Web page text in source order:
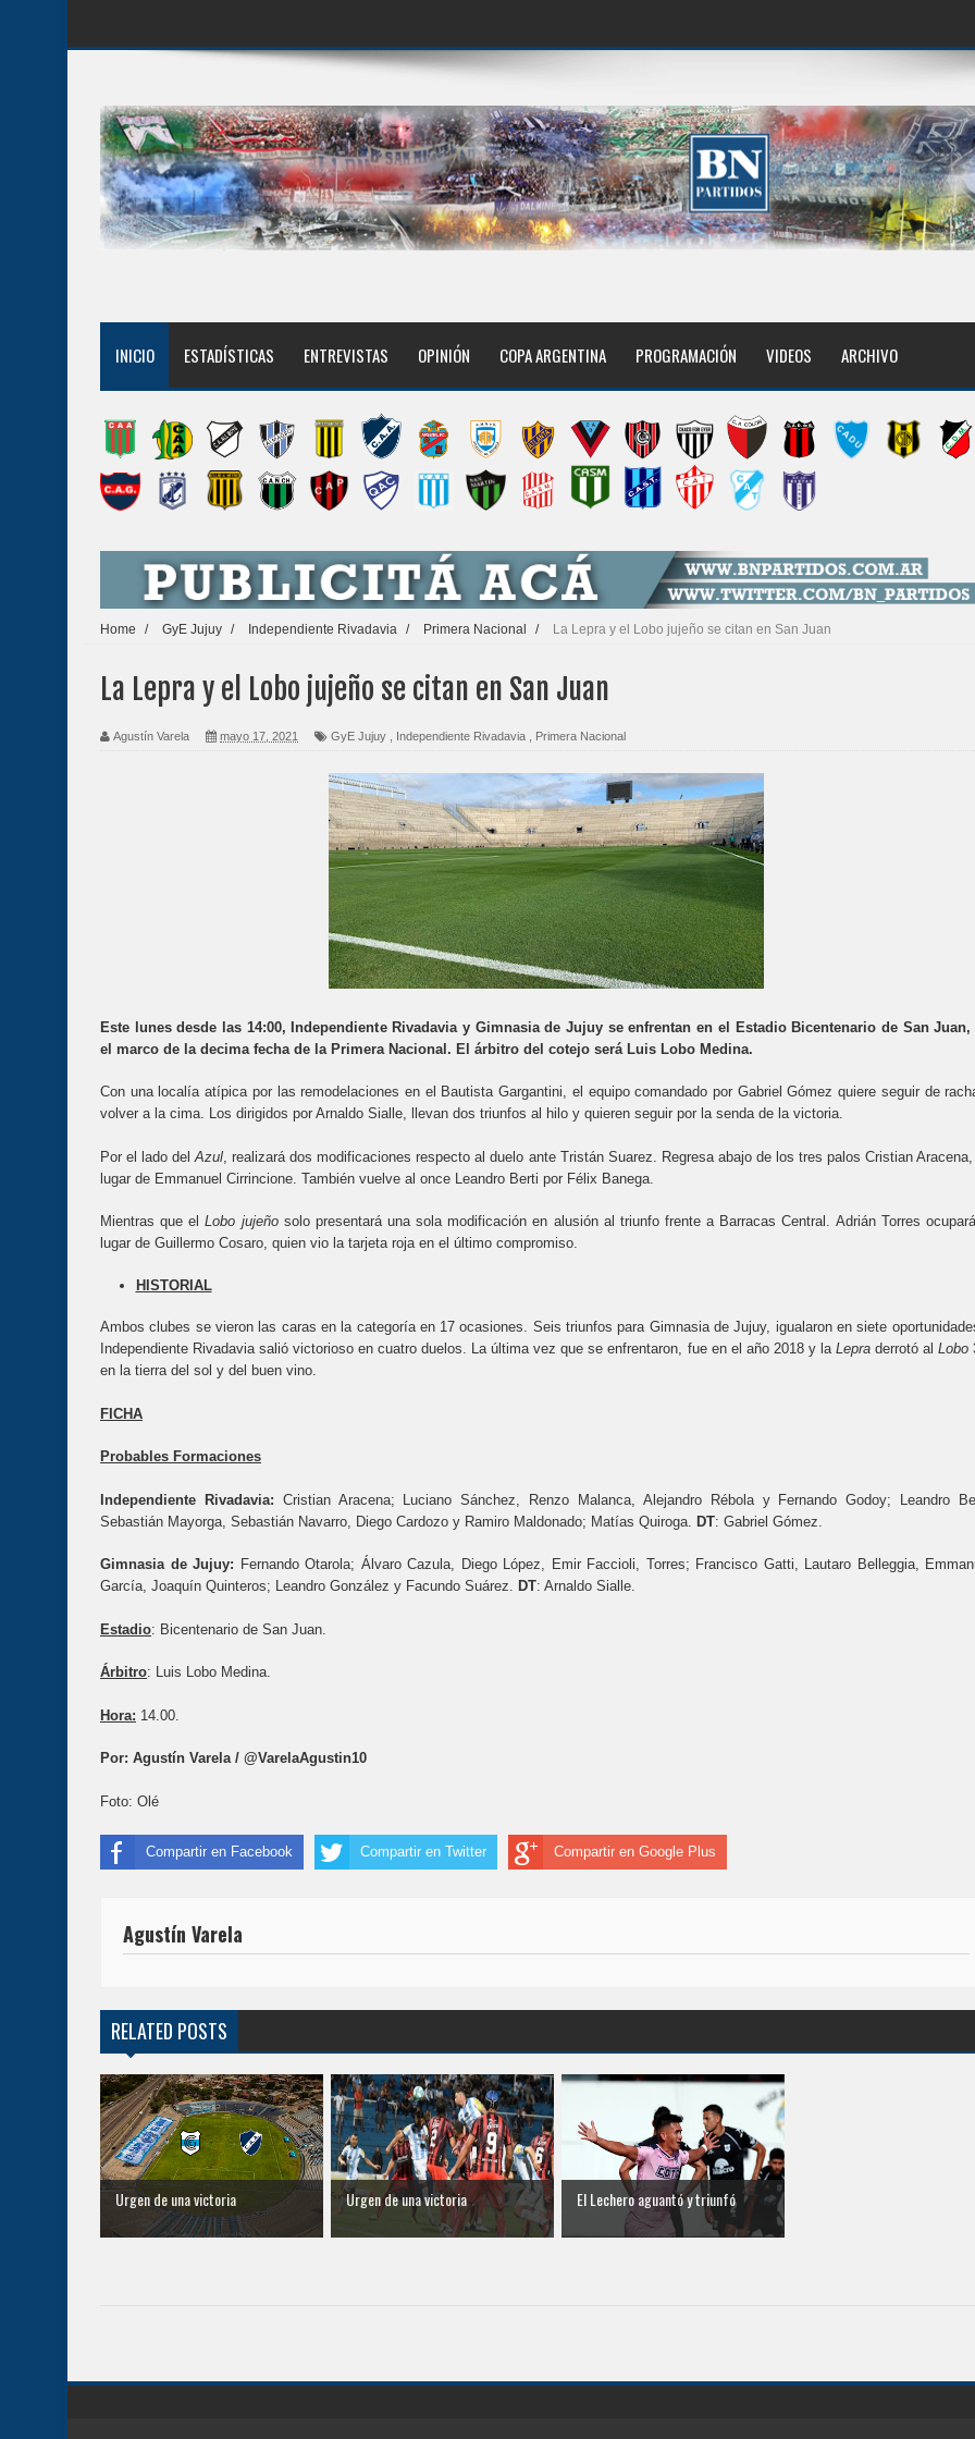
INICIO ESTADÍSTICAS ENTREVISTAS OPINIÓN COPA ARGENTINA PROGRAMACIÓN VIDEOS ARCHIVO
Home / GyE Jujuy / Independiente Rivadavia / Primera Nacional / La Lepra y el Lobo jujeño se citan en San Juan
La Lepra y el Lobo jujeño se citan en San Juan
Agustín Varela mayo 17, 2021 GyE Jujuy Independiente Rivadavia Primera Nacional
Este lunes desde las 14:00, Independiente Rivadavia y Gimnasia de Jujuy se enfrentan en el Estadio Bicentenario de San Juan,
el marco de la decima fecha de la Primera Nacional. El árbitro del cotejo será Luis Lobo Medina.
Con una localía atípica por las remodelaciones en el Bautista Gargantini, el equipo comandado por Gabriel Gómez quiere seguir de
volver a la cima. Los dirigidos por Arnaldo Sialle, llevan dos triunfos al hilo y quieren seguir por la senda de la victoria.
Por el lado delAzul , realizará dos modificaciones respecto al duelo ante Tristán Suarez. Regresa abajo de los tres palos Cristian
lugar de Emmanuel Cirrincione. También vuelve al once Leandro Berti por Félix Banega.
Mientras que elLobo jujeño solo presentará una sola modificación en alusión al triunfo frente a Barracas Central. Adrián Torres
lugar de Guillermo Cosaro, quien vio la tarjeta roja en el último compromiso.
HISTORIAL
Ambos clubes se vieron las caras en la categoría en 17 ocasiones. Seis triunfos para Gimnasia de Jujuy, igualaron en siete
Independiente Rivadavia salió victorioso en cuatro duelos. La última vez que se enfrentaron, fue en el año 2018 y la Lepra derrotó al Lobo
en la tierra del sol y del buen vino.
FICHA
Probables Formaciones
Independiente Rivadavia: Cristian Aracena; Luciano Sánchez, Renzo Malanca, Alejandro Rébola y Fernando Godoy; Leandro
Sebastián Mayorga, Sebastián Navarro, Diego Cardozo y Ramiro Maldonado; Matías Quiroga. DT: Gabriel Gómez.
Gimnasia de Jujuy: Fernando Otarola; Álvaro Cazula, Diego López, Emir Faccioli, Torres; Francisco Gatti, Lautaro Belleggia,
García, Joaquín Quinteros; Leandro González y Facundo Suárez. DT: Arnaldo Sialle.
Estadio: Bicentenario de San Juan.
Árbitro: Luis Lobo Medina.
Hora: 14.00.
Por: Agustín Varela / @VarelaAgustin10
Foto: Olé
Compartir en Facebook Compartir en Twitter Compartir en Google Plus
Agustín Varela
RELATED POSTS
Urgen de una victoria Urgen de una victoria El Lechero aguantó y triunfó